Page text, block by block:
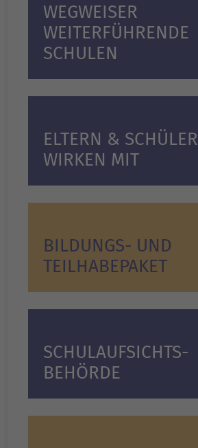
WEGWEISER
WEITERFÜHRENDE
SCHULEN
ELTERN & SCHÜLER
WIRKEN MIT
BILDUNGS- UND
TEILHABEPAKET
SCHULAUFSICHTS-
BEHÖRDE